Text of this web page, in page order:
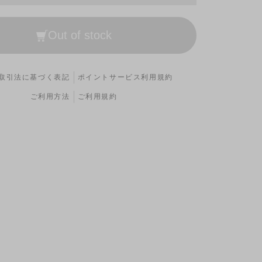
Out of stock
引法に基づく表記 ポイントサービス利用規約
ご利用方法 ご利用規約